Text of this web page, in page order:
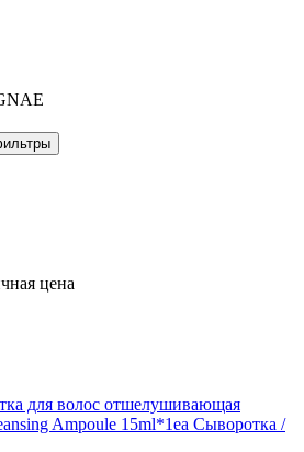
цена
для волос отшелушивающая
Ampoule 15ml*1ea Сыворотка /